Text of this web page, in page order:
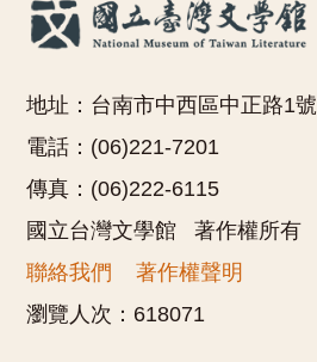
地址：台南市中西區中正路1號
電話：(06)221-7201
傳真：(06)222-6115
國立台灣文學館 著作權所有
聯絡我們
著作權聲明
瀏覽人次： 618071